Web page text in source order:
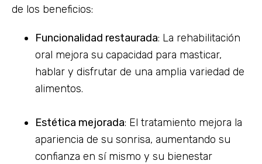
de los beneficios:
Funcionalidad restaurada: La rehabilitación
oral mejora su capacidad para masticar,
hablar y disfrutar de una amplia variedad de
alimentos.
Estética mejorada: El tratamiento mejora la
apariencia de su sonrisa, aumentando su
confianza en sí mismo y su bienestar